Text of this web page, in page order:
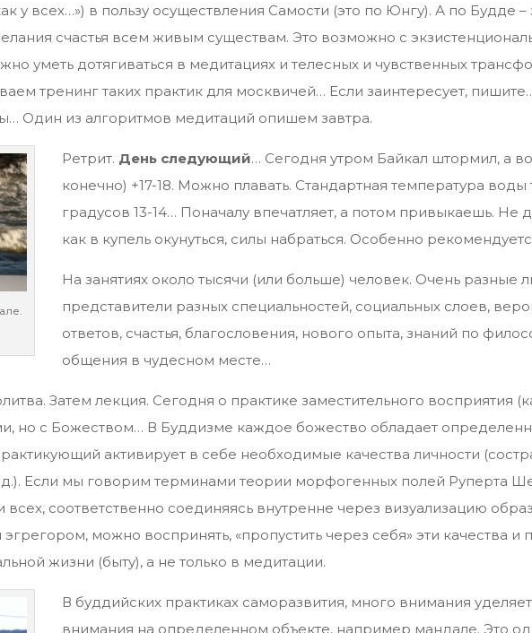
у всех…») в пользу осуществления Самости (это по Юнгу). А по Будде –
счастья всем живым существам. Это возможно с
уметь дотягиваться в медитациях и телесных и чувственных
тренинг таких практик для москвичей… Если заинтересует,
Один из алгоритмов медитаций опишем завтра.
Ретрит. День следующий… Сегодня утром Байкал штормил, а
конечно) +17-18. Можно плавать. Стандартная температура
градусов 13-14… Поначалу впечатляет, а потом привыкаешь. Не
как в купель окунуться, силы набраться. Особенно
На занятиях около тысячи (или больше) человек. Очень разные
представители разных специальностей, социальных слоев,
ответов, счастья, благословения, нового опыта, знаний по
общения в чудесном месте…
Затем лекция. Сегодня о практике заместительного восприятия
но с Божеством… В Буддизме каждое божество обладает
активирует в себе необходимые качества личности
Если мы говорим терминами теории морфогенных полей Руперта
соответственно соединяясь внутренне через визуализацию
можно воспринять, «пропустить через себя» эти качества и
жизни (быту), а не только в медитации.
В буддийских практиках саморазвития, много внимания
внимания на определенном объекте, например мандале. Это